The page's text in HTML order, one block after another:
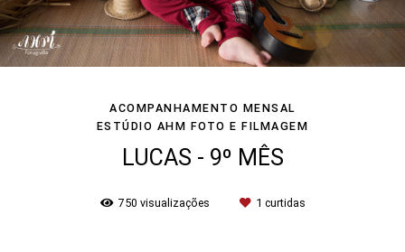
ACOMPANHAMENTO MENSAL
ESTÚDIO AHM FOTO E FILMAGEM
LUCAS - 9º MÊS
750 visualizações 1 curtidas